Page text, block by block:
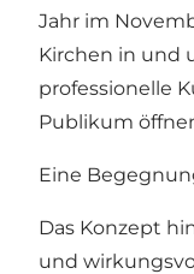
Jahr im
Kirchen in und
professionelle
Publikum
Eine
Das Konzept
und